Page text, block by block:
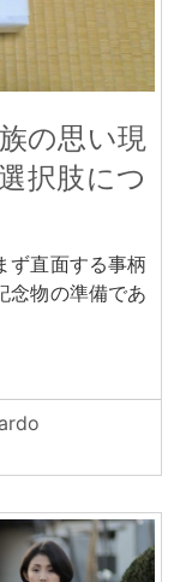
の思い現
択肢につ
ず直面する事柄
念物の準備であ